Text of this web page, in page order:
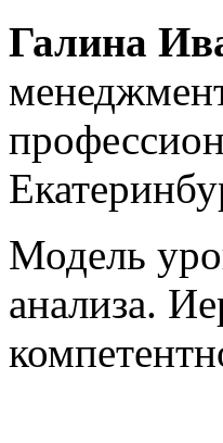
Галина
Модель
анализа.